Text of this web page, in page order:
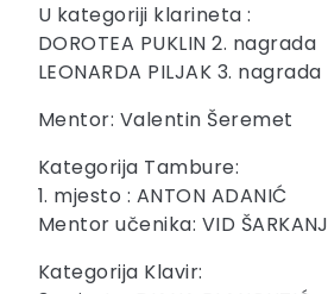
U kategoriji klarineta :
DOROTEA PUKLIN 2. nagrada
LEONARDA PILJAK 3. nagrada
Mentor: Valentin Šeremet
Kategorija Tambure:
1. mjesto : ANTON ADANIĆ
Mentor učenika: VID ŠARKANJ
Kategorija Klavir: